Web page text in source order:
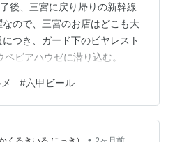
後、三宮に戻り帰りの新幹線
ので、三宮のお店はどこも大
つき、ガード下のビヤレスト
ビアハウゼに潜り込む。
#六甲ビール
•